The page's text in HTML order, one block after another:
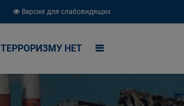
Версия для слабовидящих
ТЕРРОРИЗМУ НЕТ